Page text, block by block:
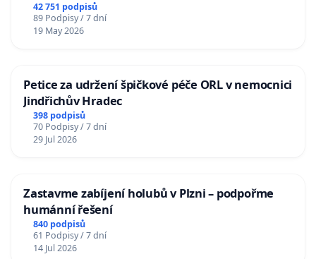
42 751 podpisů
89 Podpisy / 7 dní
19 May 2026
Petice za udržení špičkové péče ORL v nemocnici
Jindřichův Hradec
398 podpisů
70 Podpisy / 7 dní
29 Jul 2026
Zastavme zabíjení holubů v Plzni – podpořme
humánní řešení
840 podpisů
61 Podpisy / 7 dní
14 Jul 2026